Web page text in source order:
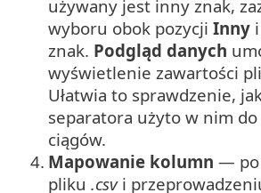
używany jest inny znak,
wyboru obok pozycji Inny
znak. Podgląd danych
wyświetlenie zawartości
Ułatwia to sprawdzenie,
separatora użyto w nim
ciągów.
4. Mapowanie kolumn — po
pliku .csvi